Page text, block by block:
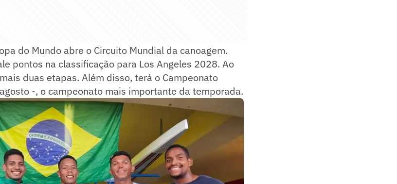
do Mundo abre o Circuito Mundial da canoagem.
pontos na classificação para Los Angeles 2028. Ao
duas etapas. Além disso, terá o Campeonato
-, o campeonato mais importante da temporada.